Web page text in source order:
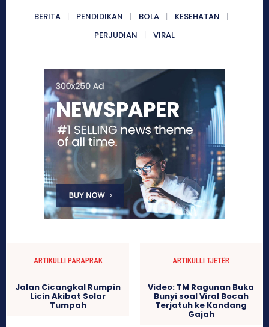
BERITA PENDIDIKAN BOLA
KESEHATAN
PERJUDIAN
VIRAL
ARTIKULLI PARAPRAK
Jalan Cicangkal Rumpin
Licin Akibat Solar
Tumpah
ARTIKULLI TJETËR
Video: TM Ragunan Buka
Bunyi soal Viral Bocah
Terjatuh ke Kandang
Gajah